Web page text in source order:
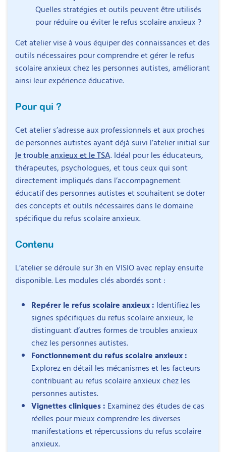
Quelles stratégies et outils peuvent être utilisés
pour réduire ou éviter le refus scolaire anxieux ?
Cet atelier vise à vous équiper des connaissances et des
outils nécessaires pour comprendre et gérer le refus
scolaire anxieux chez les personnes autistes, améliorant
ainsi leur expérience éducative.
Pour qui ?
Cet atelier s’adresse aux professionnels et aux proches
de personnes autistes ayant déjà suivi l’atelier initial sur
le trouble anxieux et le TSA. Idéal pour les éducateurs,
thérapeutes, psychologues, et tous ceux qui sont
directement impliqués dans l’accompagnement
éducatif des personnes autistes et souhaitent se doter
des concepts et outils nécessaires dans le domaine
spécifique du refus scolaire anxieux.
Contenu
L’atelier se déroule sur 3h en VISIO avec replay ensuite
disponible. Les modules clés abordés sont :
Repérer le refus scolaire anxieux : Identifiez les
signes spécifiques du refus scolaire anxieux, le
distinguant d’autres formes de troubles anxieux
chez les personnes autistes.
Fonctionnement du refus scolaire anxieux :
Explorez en détail les mécanismes et les facteurs
contribuant au refus scolaire anxieux chez les
personnes autistes.
Vignettes cliniques : Examinez des études de cas
réelles pour mieux comprendre les diverses
manifestations et répercussions du refus scolaire
anxieux.
Objectifs
Intervenant
Bénédicte Hubert